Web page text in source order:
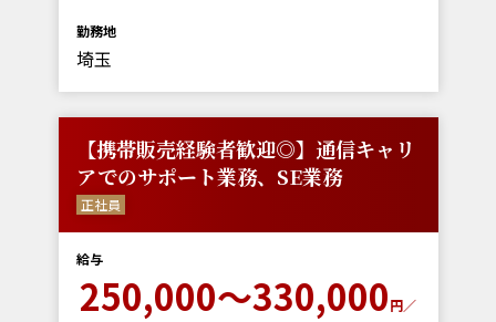
勤務地
埼玉
【携帯販売経験者歓迎◎】通信キャリ
アでのサポート業務、SE業務
正社員
給与
250,000～330,000円／